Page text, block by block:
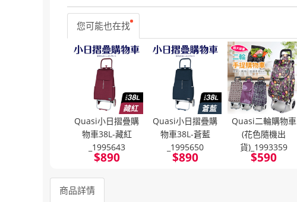
您可能也在找
Quasi小日摺疊購
物車38L-藏紅
_1995643
$890
Quasi小日摺疊購
物車38L-蒼藍
_1995650
$890
Quasi二輪購物車
(花色隨機出
貨)_1993359
$590
商品詳情